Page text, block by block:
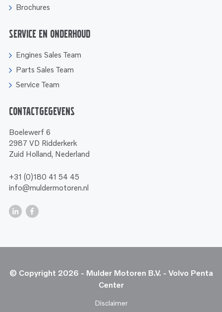
Brochures
Service en onderhoud
Engines Sales Team
Parts Sales Team
Service Team
Contactgegevens
Boelewerf 6
2987 VD Ridderkerk
Zuid Holland, Nederland
+31 (0)180 41 54 45
info@muldermotoren.nl
© Copyright 2026 - Mulder Motoren B.V. - Volvo Penta
Center
Disclaimer